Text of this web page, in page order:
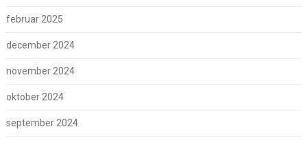
februar 2025
december 2024
november 2024
oktober 2024
september 2024